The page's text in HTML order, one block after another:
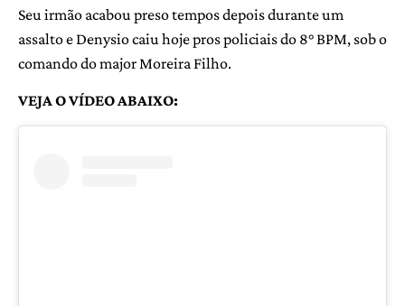
Seu irmão acabou preso tempos depois durante um
assalto e Denysio caiu hoje pros policiais do 8° BPM, sob o
comando do major Moreira Filho.
VEJA O VÍDEO ABAIXO: